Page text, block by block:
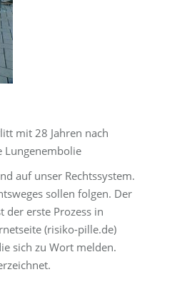
mit 28 Jahren nach
Lungenembolie
auf unser Rechtssystem.
sollen folgen. Der
der erste Prozess in
(risiko-pille.de)
sich zu Wort melden.